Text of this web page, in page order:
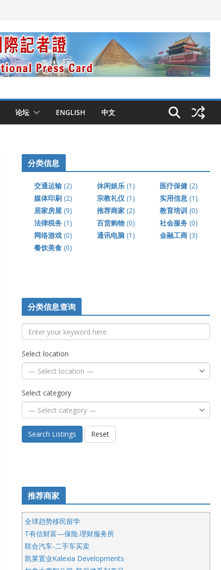
论坛 ENGLISH 中文
分类信息
交通运输 (2) 休闲娱乐 (1) 医疗保健 (2)
媒体印刷 (2) 宗教礼仪 (1) 实用信息 (1)
居家房屋 (9) 推荐商家 (2) 教育培训 (0)
法律税务 (1) 百货购物 (0) 社会服务 (0)
网络游戏 (0) 通讯电脑 (1) 金融工商 (3)
餐饮美食 (0)
分类信息查询
Select location
Select category
Search Listings Reset
推荐商家
全球趋势移民留学
T有信财富—保险.理财服务所
联合汽车-二手车买卖
凯莱置业Kalexia Developments